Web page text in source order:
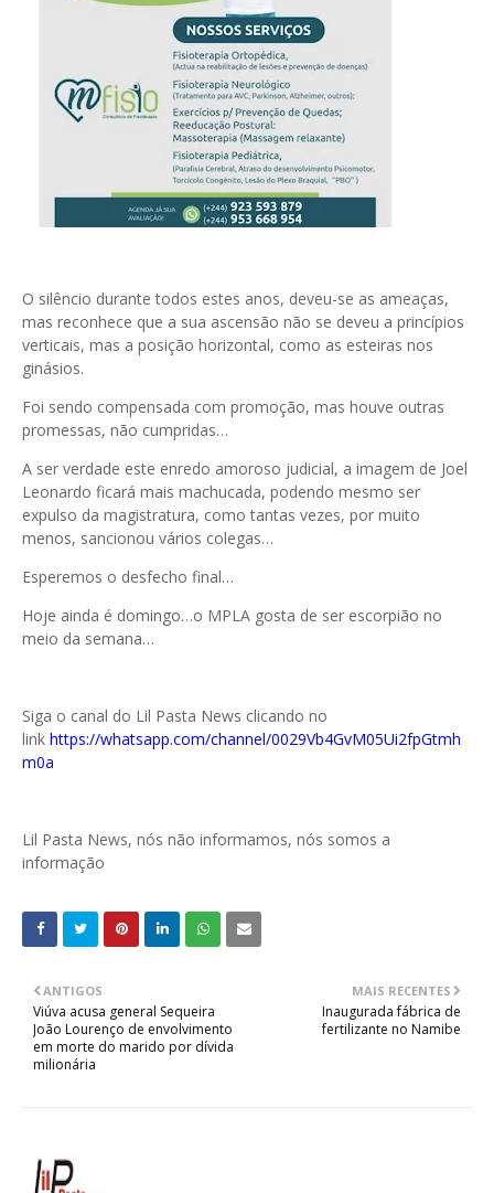
O silêncio durante todos estes anos, deveu-se as ameaças,
mas reconhece que a sua ascensão não se deveu a princípios
verticais, mas a posição horizontal, como as esteiras nos
ginásios.
Foi sendo compensada com promoção, mas houve outras
promessas, não cumpridas…
A ser verdade este enredo amoroso judicial, a imagem de Joel
Leonardo ficará mais machucada, podendo mesmo ser
expulso da magistratura, como tantas vezes, por muito
menos, sancionou vários colegas…
Esperemos o desfecho final…
Hoje ainda é domingo…o MPLA gosta de ser escorpião no
meio da semana…
Siga o canal do Lil Pasta News clicando no
link https://whatsapp.com/channel/0029Vb4GvM05Ui2fpGtmh
m0a
Lil Pasta News, nós não informamos, nós somos a
informação
MAIS RECENTES
Inaugurada fábrica de
fertilizante no Namibe
ANTIGOS
Viúva acusa general Sequeira
João Lourenço de envolvimento
em morte do marido por dívida
milionária